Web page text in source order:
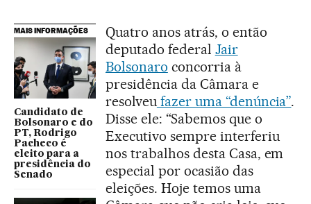
MAIS INFORMAÇÕES
Candidato de
Bolsonaro e do
PT, Rodrigo
Pacheco é
eleito para a
presidência do
Senado
Quatro anos atrás, o então
deputado federal Jair
Bolsonaro concorria à
presidência da Câmara e
resolveufazer uma “denúncia”.
Disse ele: “Sabemos que o
Executivo sempre interferiu
nos trabalhos desta Casa, em
especial por ocasião das
eleições. Hoje temos uma